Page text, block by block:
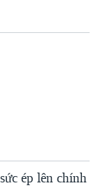
ép lên chính